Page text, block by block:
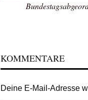
KOMMENTARE
Deine E-Mail-Adresse